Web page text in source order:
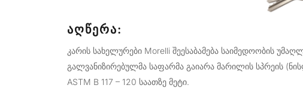
ᲐᲦᲬᲔᲠᲐ:
კარის სახელურები Morelli შეესაბამება საიმედოობის
გალვანიზირებულმა საფარმა გაიარა მარილის სპრეის
ASTM B 117 – 120 საათზე მეტი.